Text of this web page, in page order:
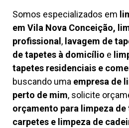
Somos especializados em
em Vila Nova Conceição,
profissional , lavagem de
de tapetes à domicílio e
tapetes residenciais e
buscando uma empresa de
perto de mim, solicite
orçamento para limpeza
carpetes e limpeza de